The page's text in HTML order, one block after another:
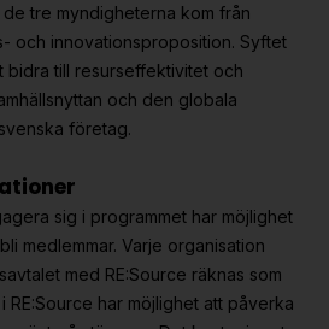
tre myndigheterna kom från
och innovationsproposition. Syftet
bidra till resurseffektivitet och
och den globala
företag.
sig i programmet har möjlighet
medlemmar. Varje organisation
med RE:Source räknas som
RE:Source har möjlighet att påverka